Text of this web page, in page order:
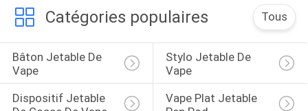
Catégories populaires Tous
Bâton Jetable De
Vape
Stylo Jetable De
Vape
Dispositif Jetable
Vape Plat Jetable